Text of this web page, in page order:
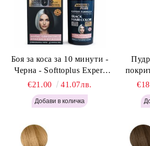
Боя за коса за 10 минути -
Черна - Softtoplus Expert
Woman Black 400мл
€21.00 41.07лв.
корени
Pro